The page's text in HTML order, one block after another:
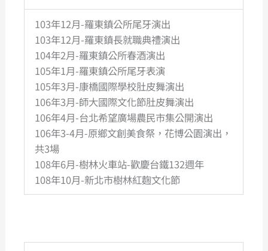
103年12月-羅東鎮公所尾牙演出
103年12月-羅東鎮長就職典禮演出
104年2月-羅東鎮公所春酒演出
105年1月-羅東鎮公所尾牙表演
105年3月-康橋國際學校肚皮舞演出
106年3月-師大國際文化節肚皮舞演出
106年4月-台北希望廣場農民市集公開演出
106年3-4月-原鄉文創美食祭，花博公園演出，
共3場
108年6月-樹林火車站-歡慶台鐵132週年
108年10月-新北市樹林紅麴文化節